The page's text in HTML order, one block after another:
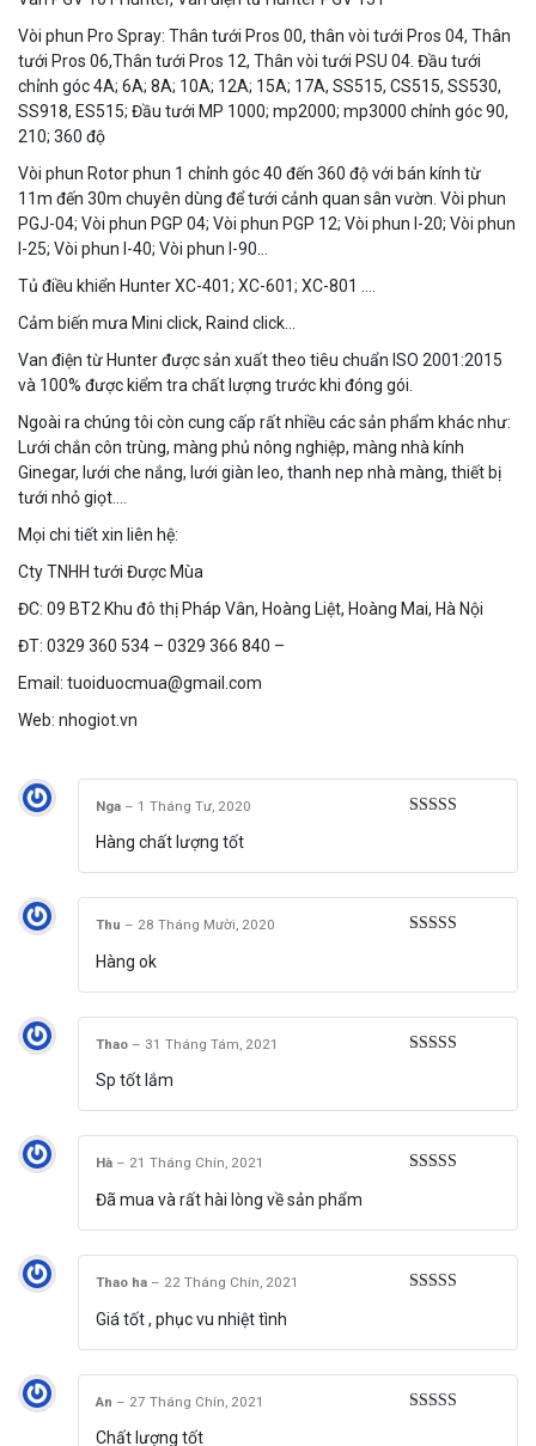
Vòi phun Pro Spray: Thân tưới Pros 00, thân vòi tưới Pros 04, Thân
tưới Pros 06,Thân tưới Pros 12, Thân vòi tưới PSU 04. Đầu tưới
chỉnh góc 4A; 6A; 8A; 10A; 12A; 15A; 17A, SS515, CS515, SS530,
SS918, ES515; Đầu tưới MP 1000; mp2000; mp3000 chỉnh góc 90,
210; 360 độ
Vòi phun Rotor phun 1 chỉnh góc 40 đến 360 độ với bán kính từ
11m đến 30m chuyên dùng để tưới cảnh quan sân vườn. Vòi phun
PGJ-04; Vòi phun PGP 04; Vòi phun PGP 12; Vòi phun I-20; Vòi phun
I-25; Vòi phun I-40; Vòi phun I-90…
Tủ điều khiển Hunter XC-401; XC-601; XC-801 ….
Cảm biến mưa Mini click, Raind click…
Van điện từ Hunter được sản xuất theo tiêu chuẩn ISO 2001:2015
và 100% được kiểm tra chất lượng trước khi đóng gói.
Ngoài ra chúng tôi còn cung cấp rất nhiều các sản phẩm khác như:
Lưới chắn côn trùng, màng phủ nông nghiệp, màng nhà kính
Ginegar, lưới che nắng, lưới giàn leo, thanh nep nhà màng, thiết bị
tưới nhỏ giọt….
Mọi chi tiết xin liên hệ:
Cty TNHH tưới Được Mùa
ĐC: 09 BT2 Khu đô thị Pháp Vân, Hoàng Liệt, Hoàng Mai, Hà Nội
ĐT: 0329 360 534 – 0329 366 840 –
Email: tuoiduocmua@gmail.com
Web: nhogiot.vn
Nga – 1 Tháng Tư, 2020
Hàng chất lượng tốt
Thu – 28 Tháng Mười, 2020
Hàng ok
Thao – 31 Tháng Tám, 2021
Sp tốt lắm
Hà – 21 Tháng Chín, 2021
Đã mua và rất hài lòng về sản phẩm
Thao ha – 22 Tháng Chín, 2021
Giá tốt , phục vu nhiệt tình
An – 27 Tháng Chín, 2021
Chất lượng tốt